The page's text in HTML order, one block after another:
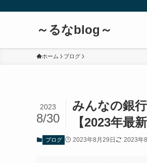
～るなblog～
ホーム ブログ
みんなの銀
【2023年最新
2023
8/30
ブログ 2023年8月29日 2023年